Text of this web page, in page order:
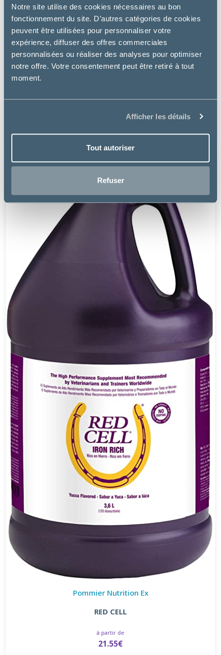
Notre site utilise des cookies nécessaires au bon
fonctionnement du site. D’autres catégories de cookies
peuvent être utilisées pour personnaliser votre
expérience, diffuser des offres commerciales
personnalisées ou réaliser des analyses pour optimiser
notre offre. Votre consentement peut être retiré à tout
moment.
Afficher les détails
Tout autoriser
Refuser
29.09 €
Pommier Nutrition Ex
RED CELL
à partir de
21.55€